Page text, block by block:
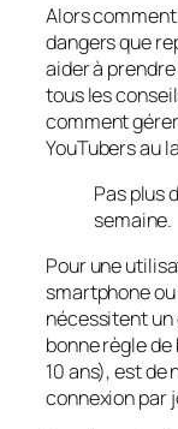
Alors
dangers que
aider à
tous les
comment
YouTubers au
Pas plus
semaine.
Pour une
smartphone
nécessitent un
bonne règle
10 ans), est de
connexion par